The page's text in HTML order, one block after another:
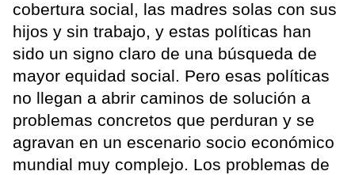
cobertura social, las madres solas con sus
hijos y sin trabajo, y estas políticas han
sido un signo claro de una búsqueda de
mayor equidad social. Pero esas políticas
no llegan a abrir caminos de solución a
problemas concretos que perduran y se
agravan en un escenario socio económico
mundial muy complejo. Los problemas de